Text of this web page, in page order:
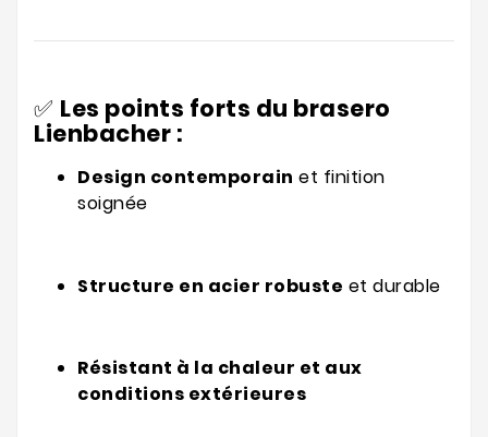
✅ Les points forts du brasero
Lienbacher :
Design contemporain et finition
soignée
Structure en acier robuste et durable
Résistant à la chaleur et aux
conditions extérieures